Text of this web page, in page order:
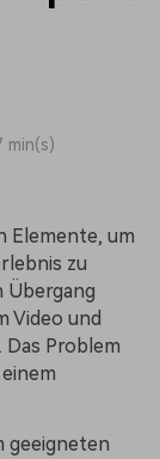
min(s)
Elemente, um
zu
Übergang
Video und
Das Problem
geeigneten